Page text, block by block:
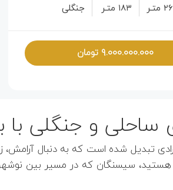
متـر
۱۸۳ متـر
جنگلی
۹.۰۰۰.۰۰۰.۰۰۰ تومان
ساحلی و جنگلی
تبدیل شده است که به دنبال
سیسنگان که در مسیر بین نوشهر